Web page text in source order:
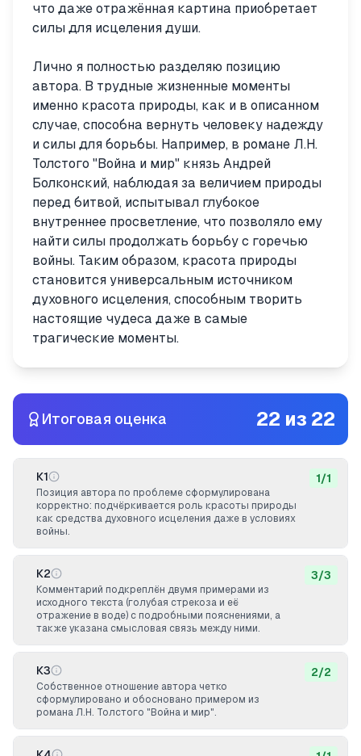
что даже отражённая картина приобретает
силы для исцеления души.
Лично я полностью разделяю позицию
автора. В трудные жизненные моменты
именно красота природы, как и в описанном
случае, способна вернуть человеку надежду
и силы для борьбы. Например, в романе Л.Н.
Толстого "Война и мир" князь Андрей
Болконский, наблюдая за величием природы
перед битвой, испытывал глубокое
внутреннее просветление, что позволяло ему
найти силы продолжать борьбу с горечью
войны. Таким образом, красота природы
становится универсальным источником
духовного исцеления, способным творить
настоящие чудеса даже в самые
трагические моменты.
Итоговая оценка 22 из 22
К1
Позиция автора по проблеме сформулирована
корректно: подчёркивается роль красоты природы
как средства духовного исцеления даже в условиях
войны.
1/1
К2
Комментарий подкреплён двумя примерами из
исходного текста (голубая стрекоза и её
отражение в воде) с подробными пояснениями, а
также указана смысловая связь между ними.
3/3
К3
Собственное отношение автора четко
сформулировано и обосновано примером из
романа Л.Н. Толстого "Война и мир".
2/2